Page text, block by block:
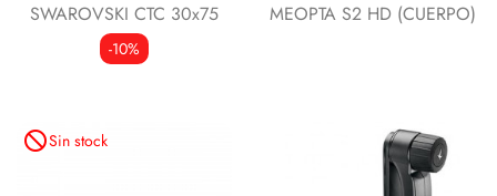
SWAROVSKI CTC 30x75
-10%
MEOPTA S2 HD (CUERPO)
not_interestedSin stock